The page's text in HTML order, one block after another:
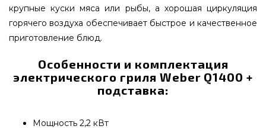
крупные куски мяса или рыбы, а хорошая циркуляция
горячего воздуха обеспечивает быстрое и качественное
приготовление блюд.
Особенности и комплектация
электрического гриля Weber Q1400 +
подставка:
Мощность 2,2 кВт